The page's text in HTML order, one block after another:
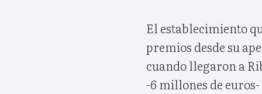
El establecimiento
premios desde su
cuando llegaron a
-6 millones de